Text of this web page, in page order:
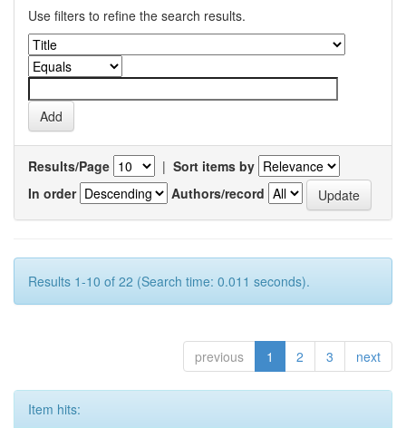
Use filters to refine the search results.
Results/Page | Sort items by
In order
Authors/record
Results 1-10 of 22 (Search time: 0.011 seconds).
previous 1 2 3 next
Item hits: